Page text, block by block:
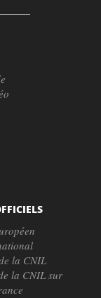
la CNIL
la CNIL sur